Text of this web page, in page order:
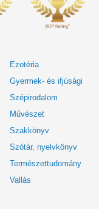
Ezotéria
Gyermek- és ifjúsági
Szépirodalom
Művészet
Szakkönyv
Szótár, nyelvkönyv
Természettudomány
Vallás